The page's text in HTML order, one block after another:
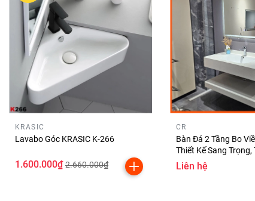
KRASIC
Lavabo Góc KRASIC K-266
1.600.000₫ 2.660.000₫
CR
Bàn Đá 2 Tầng Bo
Thiết Kế Sang Trọng,
Cho Phòng Tắm
Liên hệ